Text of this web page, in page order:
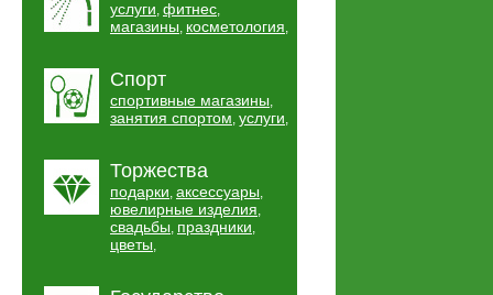
услуги, фитнес,
магазины, косметология,
Спорт
спортивные магазины,
занятия спортом, услуги,
Торжества
подарки, аксессуары,
ювелирные изделия,
свадьбы, праздники,
цветы,